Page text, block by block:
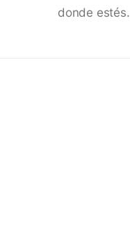
donde estés.